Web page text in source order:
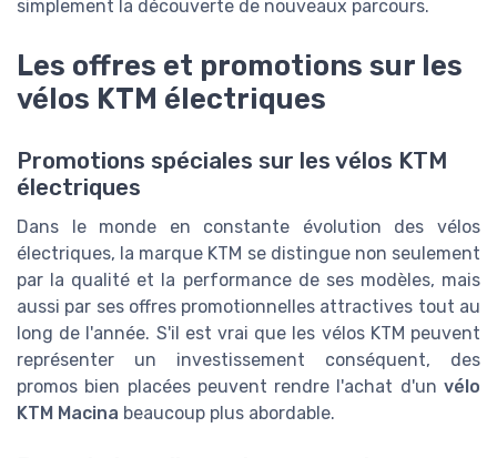
simplement la découverte de nouveaux parcours.
Les offres et promotions sur les
vélos KTM électriques
Promotions spéciales sur les vélos KTM
électriques
Dans le monde en constante évolution des vélos
électriques, la marque KTM se distingue non seulement
par la qualité et la performance de ses modèles, mais
aussi par ses offres promotionnelles attractives tout au
long de l'année. S'il est vrai que les vélos KTM peuvent
représenter un investissement conséquent, des
promos bien placées peuvent rendre l'achat d'un vélo
KTM Macina beaucoup plus abordable.